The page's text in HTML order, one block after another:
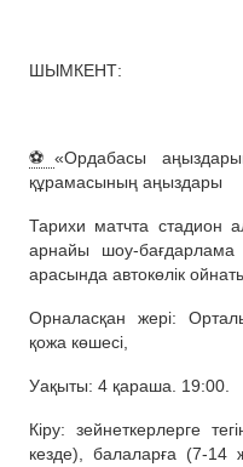
ШЫМКЕНТ:
⚽️ «Ордабасы
құрамасының аңыздары
Тарихи матчта стадион
арнайы шоу-
арасында автокөлік
Орналасқан жері:
қожа көшесі,
Уақыты: 4 қараша. 19:00.
Кіру: зейнеткерлерге
кезде), балаларға (7-14